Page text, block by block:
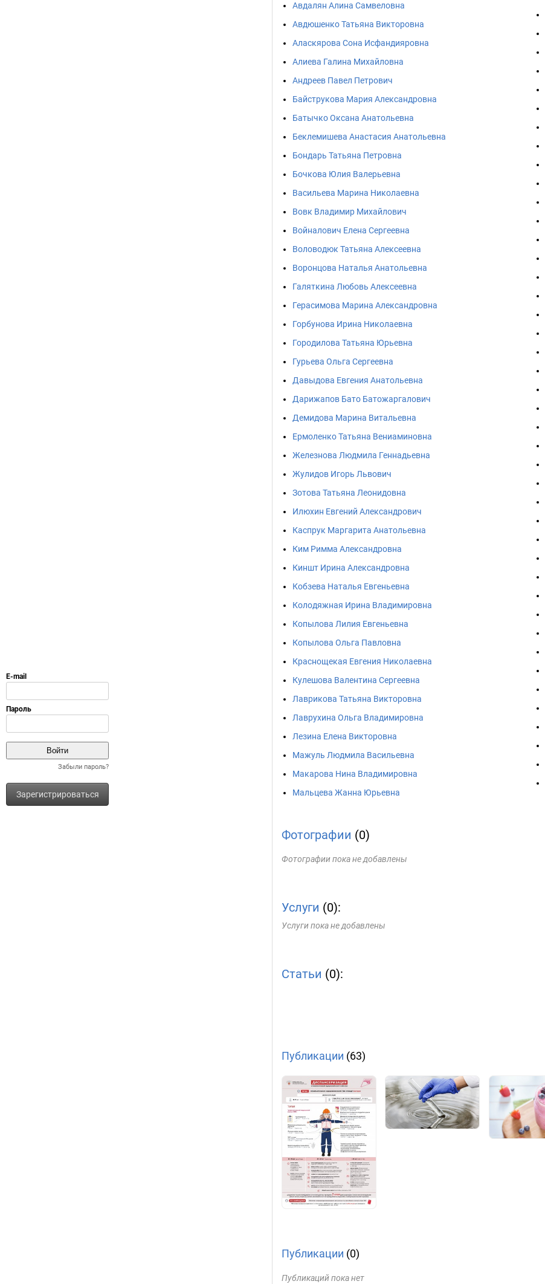
Забыли пароль?
Зарегистрироваться
Авдалян Алина Самвеловна
Авдюшенко Татьяна Викторовна
Аласкярова Сона Исфандияровна
Алиева Галина Михайловна
Андреев Павел Петрович
Байструкова Мария Александровна
Батычко Оксана Анатольевна
Беклемишева Анастасия Анатольевна
Бондарь Татьяна Петровна
Бочкова Юлия Валерьевна
Васильева Марина Николаевна
Вовк Владимир Михайлович
Войналович Елена Сергеевна
Воловодюк Татьяна Алексеевна
Воронцова Наталья Анатольевна
Галяткина Любовь Алексеевна
Герасимова Марина Александровна
Горбунова Ирина Николаевна
Городилова Татьяна Юрьевна
Гурьева Ольга Сергеевна
Давыдова Евгения Анатольевна
Дарижапов Бато Батожаргалович
Демидова Марина Витальевна
Ермоленко Татьяна Вениаминовна
Железнова Людмила Геннадьевна
Жулидов Игорь Львович
Зотова Татьяна Леонидовна
Илюхин Евгений Александрович
Каспрук Маргарита Анатольевна
Ким Римма Александровна
Киншт Ирина Александровна
Кобзева Наталья Евгеньевна
Колодяжная Ирина Владимировна
Копылова Лилия Евгеньевна
Копылова Ольга Павловна
Краснощекая Евгения Николаевна
Кулешова Валентина Сергеевна
Лаврикова Татьяна Викторовна
Лаврухина Ольга Владимировна
Лезина Елена Викторовна
Мажуль Людмила Васильевна
Макарова Нина Владимировна
Мальцева Жанна Юрьевна
Фотографии (0)
Фотографии пока не добавлены
Услуги (0):
Услуги пока не добавлены
Статьи (0):
Публикации (63)
Публикации (0)
Публикаций пока нет